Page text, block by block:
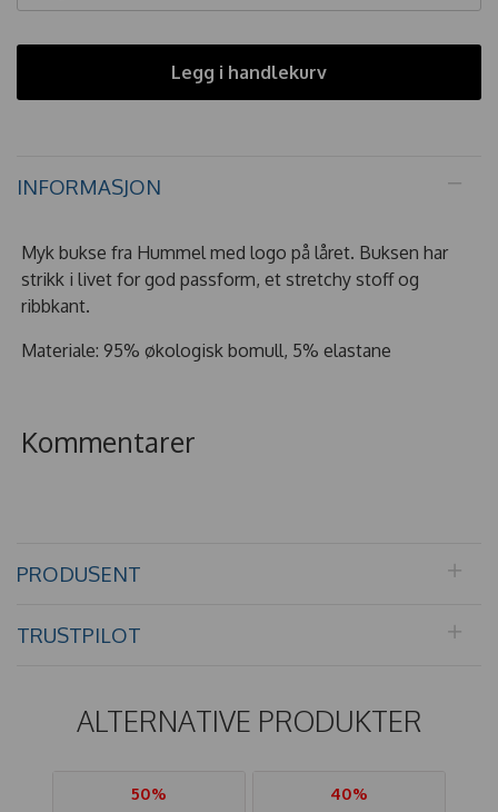
Legg i handlekurv
INFORMASJON
Myk bukse fra Hummel med logo på låret. Buksen har
strikk i livet for god passform, et stretchy stoff og
ribbkant.
Materiale: 95% økologisk bomull, 5% elastane
Kommentarer
PRODUSENT
TRUSTPILOT
ALTERNATIVE PRODUKTER
50% 40%